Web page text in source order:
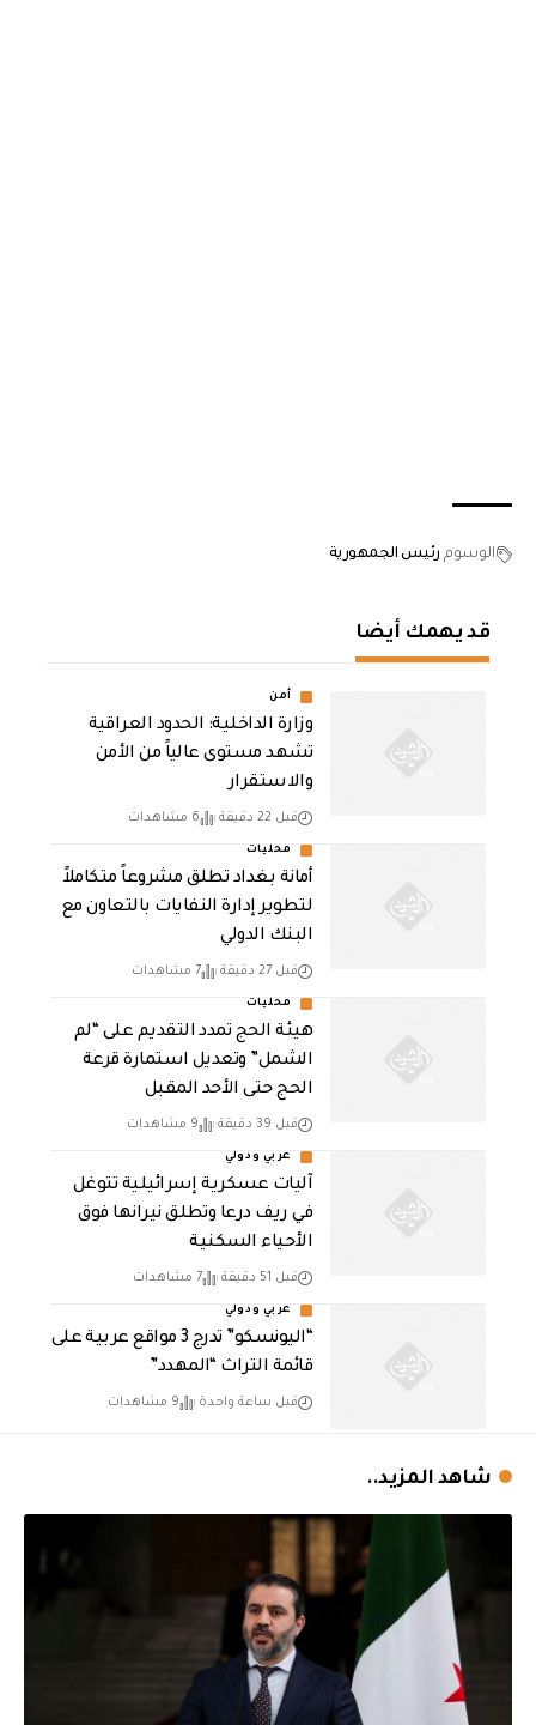
الوسوم رئيس الجمهورية
قد يهمك أيضا
أمن
وزارة الداخلية: الحدود العراقية
تشهد مستوى عالياً من الأمن
والاستقرار
قبل 22 دقيقة 6 مشاهدات
محليات
أمانة بغداد تطلق مشروعاً متكاملاً
لتطوير إدارة النفايات بالتعاون مع
البنك الدولي
قبل 27 دقيقة 7 مشاهدات
محليات
هيئة الحج تمدد التقديم على “لم
الشمل” وتعديل استمارة قرعة
الحج حتى الأحد المقبل
قبل 39 دقيقة 9 مشاهدات
عربي ودولي
آليات عسكرية إسرائيلية تتوغل
في ريف درعا وتطلق نيرانها فوق
الأحياء السكنية
قبل 51 دقيقة 7 مشاهدات
عربي ودولي
“اليونسكو” تدرج 3 مواقع عربية على
قائمة التراث “المهدد”
قبل ساعة واحدة 9 مشاهدات
شاهد المزيد..